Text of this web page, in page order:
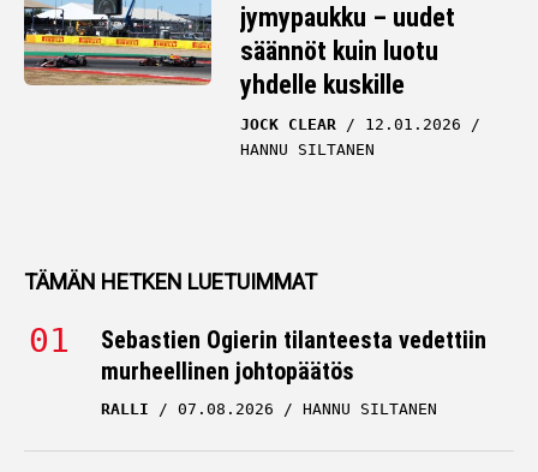
jymypaukku – uudet
säännöt kuin luotu
yhdelle kuskille
JOCK CLEAR
12.01.2026
HANNU SILTANEN
TÄMÄN HETKEN LUETUIMMAT
Sebastien Ogierin tilanteesta vedettiin
murheellinen johtopäätös
RALLI 07.08.2026 HANNU SILTANEN